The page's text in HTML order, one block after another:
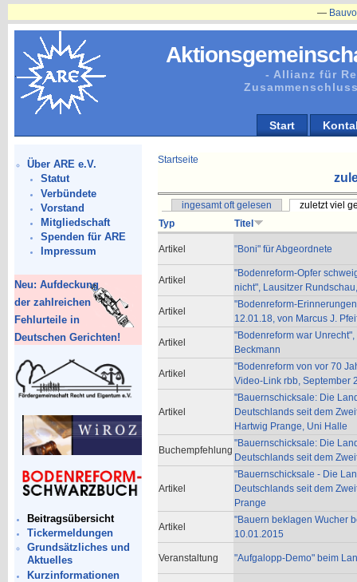
- Allianz für
Start
Über ARE e.V.
Statut
Verbündete
Vorstand
Mitgliedschaft
Spenden für ARE
Impressum
Neu: Aufdeckung
der zahlreichen
Fehlurteile in
Deutschen Gerichten!
Beitragsübersicht
Tickermeldungen
Grundsätzliches und
Aktuelles
Kurzinformationen
Startseite
ingesamt oft gelesen
zuletzt viel
Typ
Titel
Artikel "Boni" für Abgeordnete
Artikel
"Bodenreform-Opfer
nicht", Lausitzer
Artikel
"Bodenreform-
12.01.18, von Marcus J.
Artikel
"Bodenreform war
Beckmann
Artikel
"Bodenreform von vor 70
Video-Link rbb, September
Artikel
"Bauernschicksale: Die
Deutschlands seit dem
Hartwig Prange, Uni Halle
Buchempfehlung
"Bauernschicksale: Die
Deutschlands seit dem
Artikel
"Bauernschicksale - Die
Deutschlands seit dem
Prange
Artikel
"Bauern beklagen Wucher
10.01.2015
Veranstaltung "Aufgalopp-Demo" beim